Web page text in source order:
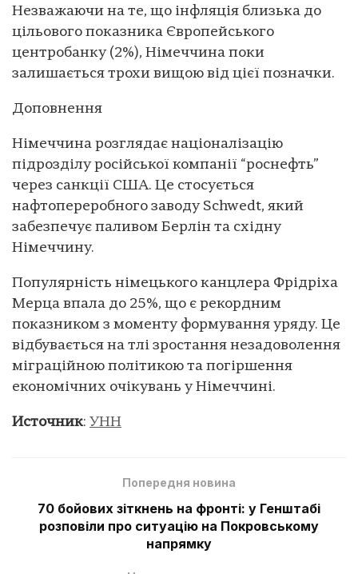
Незважаючи на те, що інфляція близька до
цільового показника Європейського
центробанку (2%), Німеччина поки
залишається трохи вищою від цієї позначки.
Доповнення
Німеччина розглядає націоналізацію
підрозділу російської компанії “роснефть”
через санкції США. Це стосується
нафтопереробного заводу Schwedt, який
забезпечує паливом Берлін та східну
Німеччину.
Популярність німецького канцлера Фрідріха
Мерца впала до 25%, що є рекордним
показником з моменту формування уряду. Це
відбувається на тлі зростання незадоволення
міграційною політикою та погіршення
економічних очікувань у Німеччині.
Источник: УНН
Попередня новина
70 бойових зіткнень на фронті: у Генштабі
розповіли про ситуацію на Покровському
напрямку